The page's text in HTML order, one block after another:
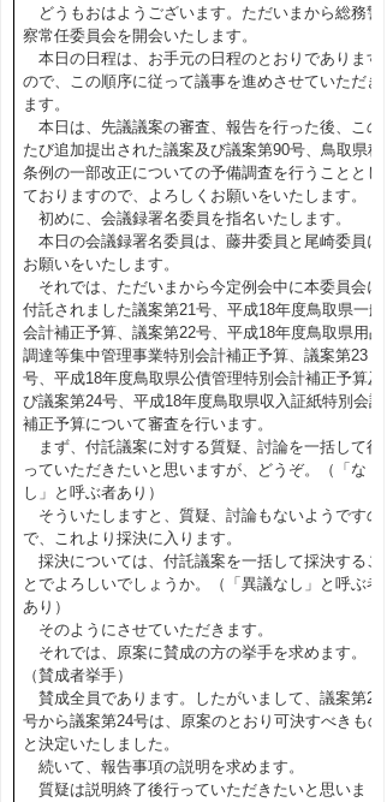
どうもおはようございます。ただいまから総務警
察常任委員会を開会いたします。
本日の日程は、お手元の日程のとおりであります
ので、この順序に従って議事を進めさせていただき
ます。
本日は、先議議案の審査、報告を行った後、この
たび追加提出された議案及び議案第90号、鳥取県税
条例の一部改正についての予備調査を行うこととし
ておりますので、よろしくお願いをいたします。
初めに、会議録署名委員を指名いたします。
本日の会議録署名委員は、藤井委員と尾崎委員に
お願いをいたします。
それでは、ただいまから今定例会中に本委員会に
付託されました議案第21号、平成18年度鳥取県一般
会計補正予算、議案第22号、平成18年度鳥取県用品
調達等集中管理事業特別会計補正予算、議案第23
号、平成18年度鳥取県公債管理特別会計補正予算及
び議案第24号、平成18年度鳥取県収入証紙特別会計
補正予算について審査を行います。
まず、付託議案に対する質疑、討論を一括して行
っていただきたいと思いますが、どうぞ。（「な
し」と呼ぶ者あり）
そういたしますと、質疑、討論もないようですの
で、これより採決に入ります。
採決については、付託議案を一括して採決するこ
とでよろしいでしょうか。（「異議なし」と呼ぶ者
あり）
そのようにさせていただきます。
それでは、原案に賛成の方の挙手を求めます。
（賛成者挙手）
賛成全員であります。したがいまして、議案第21
号から議案第24号は、原案のとおり可決すべきもの
と決定いたしました。
続いて、報告事項の説明を求めます。
質疑は説明終了後行っていただきたいと思いま